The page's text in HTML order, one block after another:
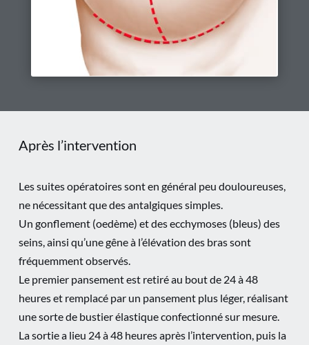
Après l’intervention
Les suites opératoires sont en général peu douloureuses,
ne nécessitant que des antalgiques simples.
Un gonflement (oedème) et des ecchymoses (bleus) des
seins, ainsi qu’une gêne à l’élévation des bras sont
fréquemment observés.
Le premier pansement est retiré au bout de 24 à 48
heures et remplacé par un pansement plus léger, réalisant
une sorte de bustier élastique confectionné sur mesure.
La sortie a lieu 24 à 48 heures après l’intervention, puis la